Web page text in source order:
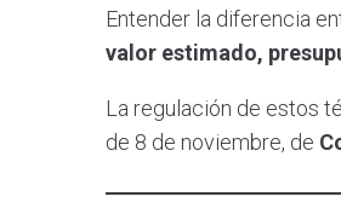
Entender la diferencia
valor estimado,
La regulación de estos
de 8 de noviembre, de